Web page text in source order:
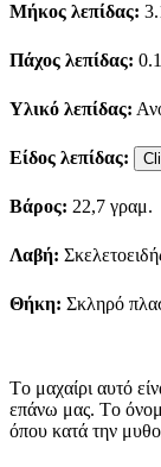
Μήκος λεπίδας:
Πάχος λεπίδας:
Υλικό λεπίδας:
Είδος λεπίδας:
Βάρος: 22,7 γραμ.
Λαβή:
Θήκη: Σκληρό
Τo μαχαίρι αυτό
επάνω μας. Τo
όπου κατά την